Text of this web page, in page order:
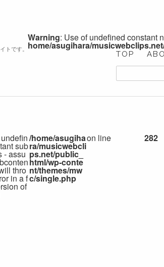
トです。
Warning: Use of undefined constant
home/asugihara/
TOP
sub
- assu
thro
in a f
of
/home/asugiha
ra/musicwebcli
ps.net/public_
html/wp-conte
nt/themes/mw
c/single.php
on line 282